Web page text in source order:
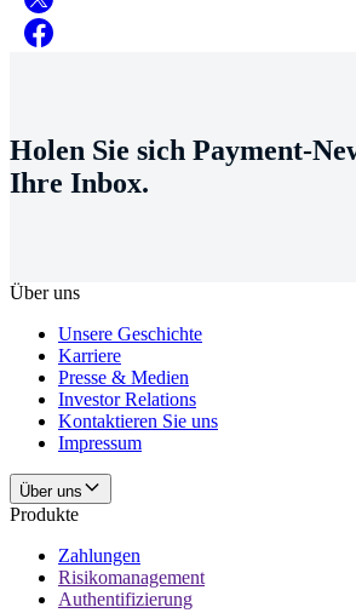
Holen Sie sich Payment-
Ihre Inbox.
Über uns
Unsere Geschichte
Karriere
Presse & Medien
Investor Relations
Kontaktieren Sie uns
Impressum
Über uns
Produkte
Zahlungen
Risikomanagement
Authentifizierung